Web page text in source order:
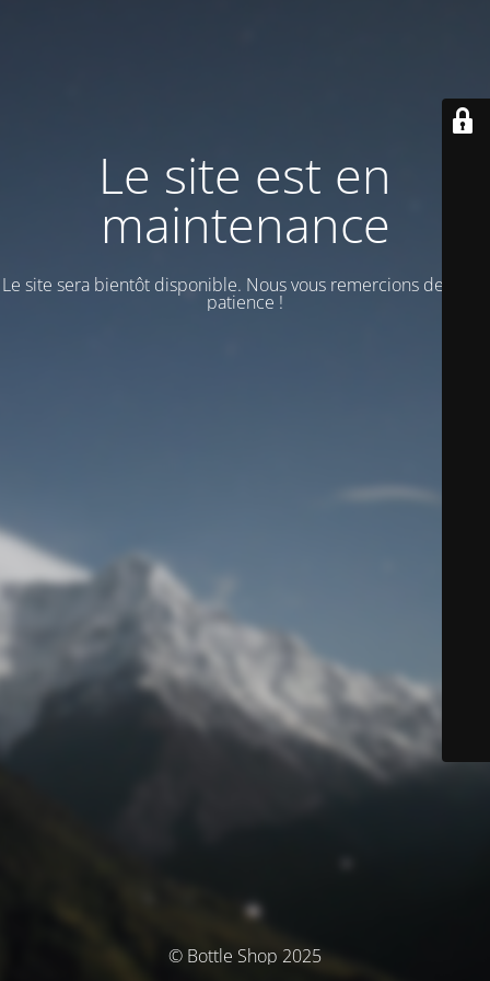
Le site est en
maintenance
Le site sera bientôt disponible. Nous vous remercions de votre
patience !
© Bottle Shop 2025